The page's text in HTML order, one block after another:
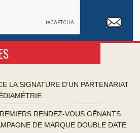
LA SIGNATURE D’UN PARTENARIAT
RENDEZ-VOUS GÊNANTS
DE MARQUE DOUBLE DATE